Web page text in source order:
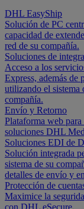
DHL EasyShip
Solución de PC
capacidad de
red de su compañía.
Soluciones de
Acceso a los
Express, además de
utilizando el sistema
compañía.
Envío y Retorno
Plataforma web para
soluciones DHL
Soluciones EDI de
Solución integrada
sistema de su
detalles de envío y
Protección de
Maximice la